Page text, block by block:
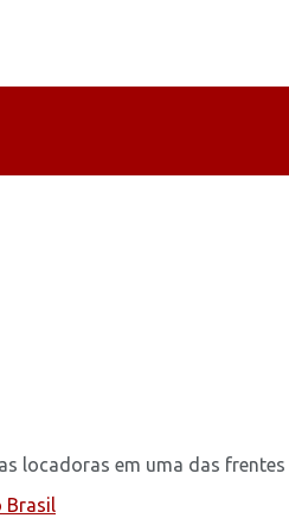
locadoras em uma das frentes